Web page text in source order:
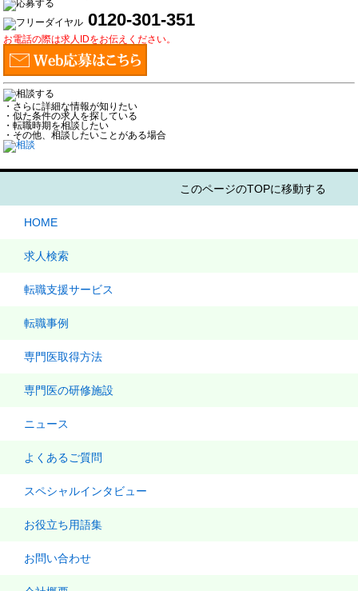
0120-301-351
お電話の際は求人IDをお伝えください。
・さらに詳細な情報が知りたい
・似た条件の求人を探している
・転職時期を相談したい
・その他、相談したいことがある場合
このページのTOPに移動する
HOME
求人検索
転職支援サービス
転職事例
専門医取得方法
専門医の研修施設
ニュース
よくあるご質問
スペシャルインタビュー
お役立ち用語集
お問い合わせ